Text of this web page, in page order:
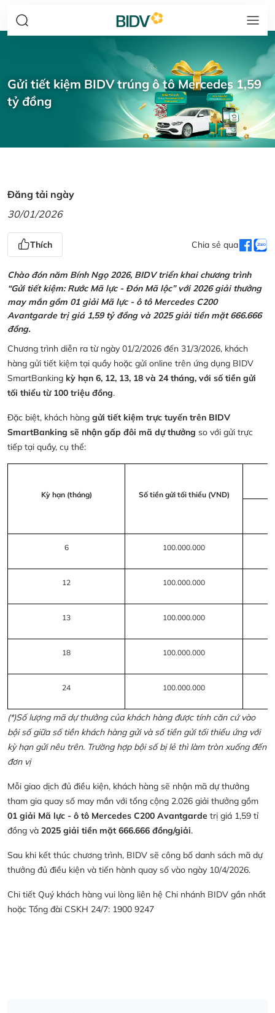
Gửi tiết kiệm BIDV trúng ô tô Mercedes 1,59
tỷ đồng
Đăng tải ngày
30/01/2026
Thích Chia sẻ qua
Chào đón năm Bính Ngọ 2026, BIDV triển khai chương trình
“Gửi tiết kiệm: Rước Mã lực - Đón Mã lộc” với 2026 giải thưởng
may mắn gồm 01 giải Mã lực - ô tô Mercedes C200
Avantgarde trị giá 1,59 tỷ đồng và 2025 giải tiền mặt 666.666
đồng.
Chương trình diễn ra từ ngày 01/2/2026 đến 31/3/2026, khách
hàng gửi tiết kiệm tại quầy hoặc gửi online trên ứng dụng BIDV
SmartBanking kỳ hạn 6, 12, 13, 18 và 24 tháng, với số tiền gửi
tối thiểu từ 100 triệu đồng.
Đặc biệt, khách hàng gửi tiết kiệm trực tuyến trên BIDV
SmartBanking sẽ nhận gấp đôi mã dự thưởng so với gửi trực
tiếp tại quầy, cụ thể:
Kỳ hạn (tháng) Số tiền gửi tối thiểu (VND)
6 100.000.000
12 100.000.000
13 100.000.000
18 100.000.000
24 100.000.000
(*)Số lượng mã dự thưởng của khách hàng được tính căn cứ vào
bội số giữa số tiền khách hàng gửi và số tiền gửi tối thiểu ứng với
kỳ hạn gửi nêu trên. Trường hợp bội số bị lẻ thì làm tròn xuống đến
đơn vị
Mỗi giao dịch đủ điều kiện, khách hàng sẽ nhận mã dự thưởng
tham gia quay số may mắn với tổng cộng 2.026 giải thưởng gồm
01 giải Mã lực - ô tô Mercedes C200 Avantgarde trị giá 1,59 tỉ
đồng và 2025 giải tiền mặt 666.666 đồng/giải.
Sau khi kết thúc chương trình, BIDV sẽ công bố danh sách mã dự
thưởng đủ điều kiện và tiến hành quay số vào ngày 10/4/2026.
Chi tiết Quý khách hàng vui lòng liên hệ Chi nhánh BIDV gần nhất
hoặc Tổng đài CSKH 24/7: 1900 9247